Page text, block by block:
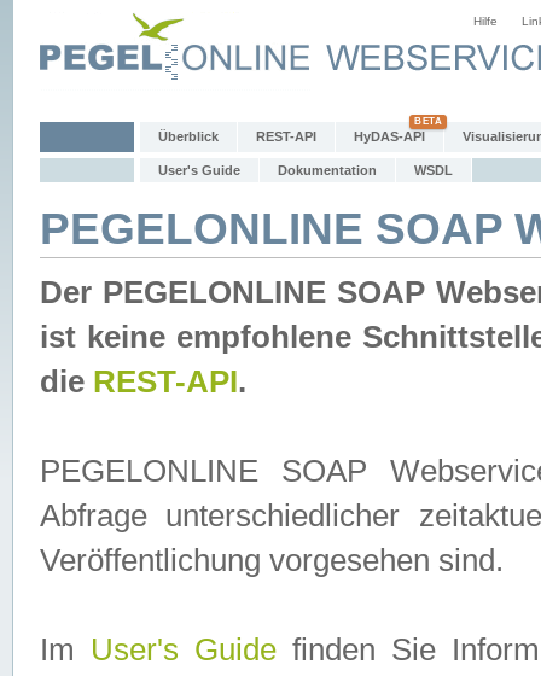
Hilfe
Überblick REST-API HyDAS-API
User's Guide Dokumentation WSDL
PEGELONLINE SOAP
Der PEGELONLINE SOAP
ist keine empfohlene
die REST-API.
PEGELONLINE SOAP
Abfrage unterschiedlicher
Veröffentlichung vorgesehen sind.
Im User's Guidefinden Sie